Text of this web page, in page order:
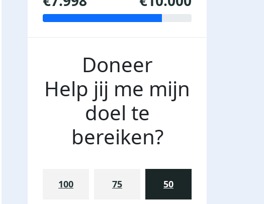
Doneer
Help jij me mijn
doel te
bereiken?
100 75 50